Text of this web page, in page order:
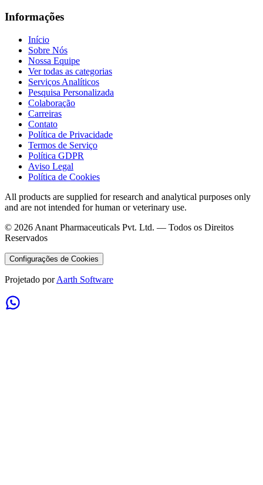
Informações
Início
Sobre Nós
Nossa Equipe
Ver todas as categorias
Serviços Analíticos
Pesquisa Personalizada
Colaboração
Carreiras
Contato
Política de Privacidade
Termos de Serviço
Política GDPR
Aviso Legal
Política de Cookies
All products are supplied for research and analytical purposes only
and are not intended for human or veterinary use.
© 2026 Anant Pharmaceuticals Pvt. Ltd. — Todos os Direitos
Reservados
Configurações de Cookies
Projetado por Aarth Software